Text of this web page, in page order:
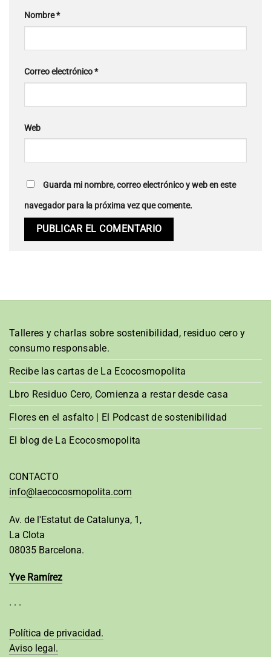
Nombre*
Correo electrónico*
Web
Guarda mi nombre, correo electrónico y web en este
navegador para la próxima vez que comente.
Talleres y charlas sobre sostenibilidad, residuo cero y
consumo responsable.
Recibe las cartas de La Ecocosmopolita
Lbro Residuo Cero, Comienza a restar desde casa
Flores en el asfalto | El Podcast de sostenibilidad
El blog de La Ecocosmopolita
CONTACTO
info@laecocosmopolita.com
Av. de l'Estatut de Catalunya, 1,
La Clota
08035 Barcelona.
Yve Ramírez
· · ·
Política de privacidad.
Aviso legal.